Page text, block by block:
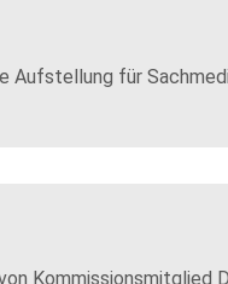
Aufstellung für
Kommissionsmitglied